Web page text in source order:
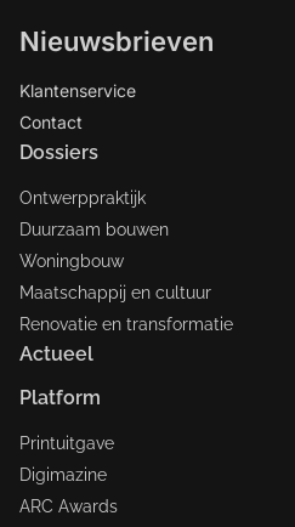
Nieuwsbrieven
Klantenservice
Contact
Dossiers
Ontwerppraktijk
Duurzaam bouwen
Woningbouw
Maatschappij en cultuur
Renovatie en transformatie
Actueel
Platform
Printuitgave
Digimazine
ARC Awards